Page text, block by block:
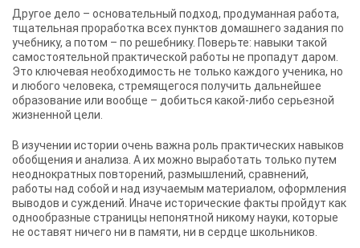
Другое дело – основательный подход, продуманная работа,
тщательная проработка всех пунктов домашнего задания по
учебнику, а потом – по решебнику. Поверьте: навыки такой
самостоятельной практической работы не пропадут даром.
Это ключевая необходимость не только каждого ученика, но
и любого человека, стремящегося получить дальнейшее
образование или вообще – добиться какой-либо серьезной
жизненной цели.
В изучении истории очень важна роль практических навыков
обобщения и анализа. А их можно выработать только путем
неоднократных повторений, размышлений, сравнений,
работы над собой и над изучаемым материалом, оформления
выводов и суждений. Иначе исторические факты пройдут как
однообразные страницы непонятной никому науки, которые
не оставят ничего ни в памяти, ни в сердце школьников.